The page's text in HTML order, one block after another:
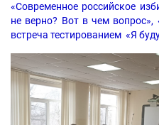
«Современное российское
не верно? Вот в чем вопрос»,
встреча тестированием «Я